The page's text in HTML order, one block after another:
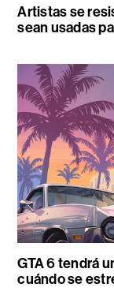
Artistas se
sean usadas
GTA 6 tendrá
cuándo se